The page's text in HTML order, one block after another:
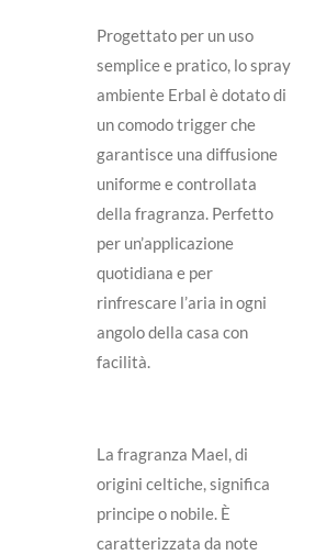
Progettato per un uso
semplice e pratico, lo spray
ambiente Erbal è dotato di
un comodo trigger che
garantisce una diffusione
uniforme e controllata
della fragranza. Perfetto
per un’applicazione
quotidiana e per
rinfrescare l’aria in ogni
angolo della casa con
facilità.
La fragranza Mael, di
origini celtiche, significa
principe o nobile. È
caratterizzata da note